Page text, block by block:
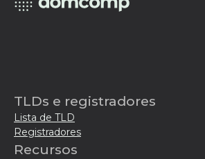
TLDs e registradores
Lista de TLD
Registradores
Recursos